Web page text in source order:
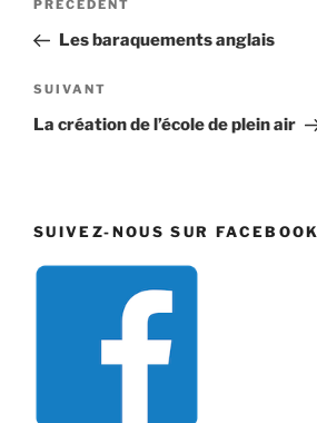
l’article
Article
précédent
PRÉCÉDENT
Les baraquements anglais
Article
suivant
SUIVANT
La création de l’école de plein air
SUIVEZ-NOUS SUR FACEBOOK